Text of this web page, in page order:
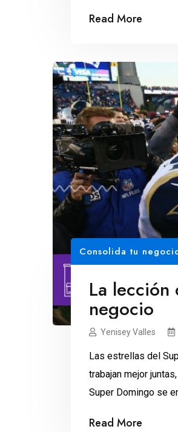
Read More
Consolida tu
La lección
negocio
Yenisey Valles
Las estrellas del
trabajan mejor
Super Domingo se
Read More